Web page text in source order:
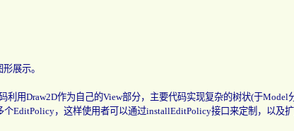
展示。
利用Draw2D作为自己的View部分，主要代码实现复杂的树状(于Model
个EditPolicy，这样使用者可以通过installEditPolicy接口来定制，以及